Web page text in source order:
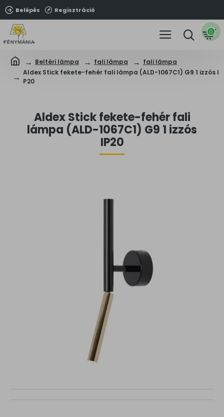
Belépés Regisztráció
0
Beltéri lámpa fali lámpa
fali lámpa
Aldex Stick fekete-fehér fali lámpa (ALD-1067C1) G9 1 izzós I
P20
Aldex Stick fekete-fehér fali
lámpa (ALD-1067C1) G9 1 izzós
IP20